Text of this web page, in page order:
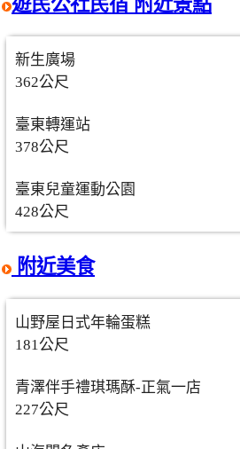
新生廣場
362公尺
臺東轉運站
378公尺
臺東兒童運動公園
428公尺
附近美食
山野屋日式年輪蛋糕
181公尺
青澤伴手禮琪瑪酥-正氣一店
227公尺